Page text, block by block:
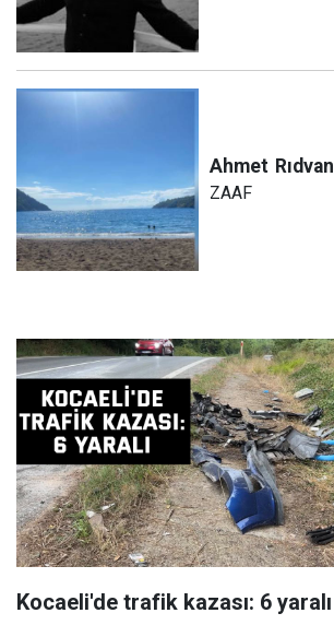
Ahmet Rıdvan
ZAAF
Kocaeli'de trafik kazası: 6 yaralı